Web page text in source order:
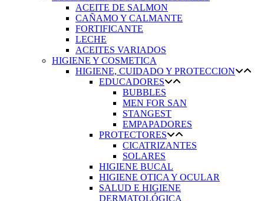
ACEITE DE SALMON
CAÑAMO Y CALMANTE
FORTIFICANTE
LECHE
ACEITES VARIADOS
HIGIENE Y COSMETICA
HIGIENE, CUIDADO Y PROTECCION
EDUCADORES
BUBBLES
MEN FOR SAN
STANGEST
EMPAPADORES
PROTECTORES
CICATRIZANTES
SOLARES
HIGIENE BUCAL
HIGIENE OTICA Y OCULAR
SALUD E HIGIENE
DERMATOLÓGICA